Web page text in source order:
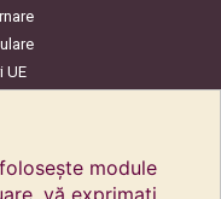
UE
module